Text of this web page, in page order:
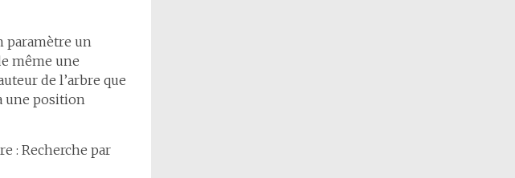
paramètre un
même une
de l’arbre que
une position
: Recherche par